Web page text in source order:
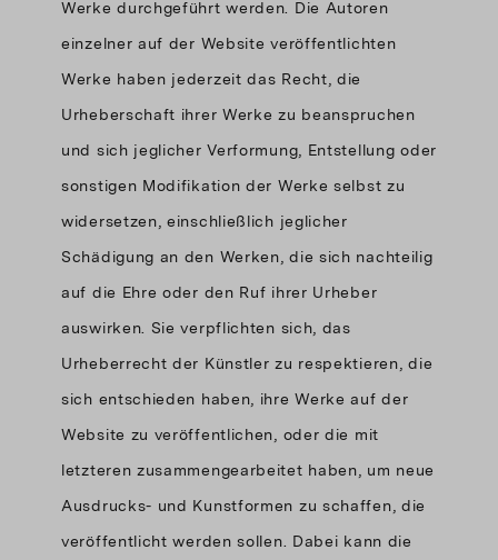
Werke durchgeführt werden. Die Autoren
einzelner auf der Website veröffentlichten
Werke haben jederzeit das Recht, die
Urheberschaft ihrer Werke zu beanspruchen
und sich jeglicher Verformung, Entstellung oder
sonstigen Modifikation der Werke selbst zu
widersetzen, einschließlich jeglicher
Schädigung an den Werken, die sich nachteilig
auf die Ehre oder den Ruf ihrer Urheber
auswirken. Sie verpflichten sich, das
Urheberrecht der Künstler zu respektieren, die
sich entschieden haben, ihre Werke auf der
Website zu veröffentlichen, oder die mit
letzteren zusammengearbeitet haben, um neue
Ausdrucks- und Kunstformen zu schaffen, die
veröffentlicht werden sollen. Dabei kann die